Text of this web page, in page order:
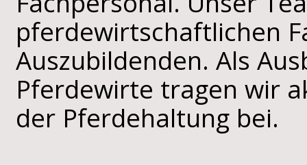
pferdewirtschaftlichen
Auszubildenden. Als
Pferdewirte tragen wir
der Pferdehaltung bei.